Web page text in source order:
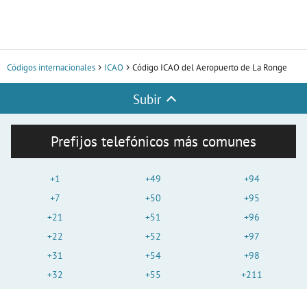
Códigos internacionales ICAO Código ICAO del Aeropuerto de La Ronge
Subir
Prefijos telefónicos más comunes
+1
+7
+21
+22
+31
+32
+49
+50
+51
+52
+54
+55
+94
+95
+96
+97
+98
+211